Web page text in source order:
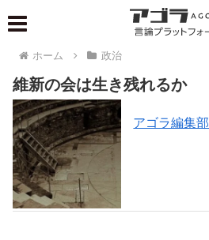
ホーム 政治
維新の会は生き残れるか
アゴラ編集部